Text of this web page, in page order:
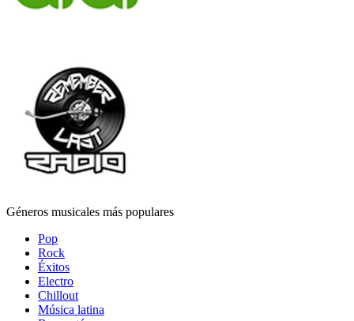
Géneros musicales más populares
Pop
Rock
Éxitos
Electro
Chillout
Música latina